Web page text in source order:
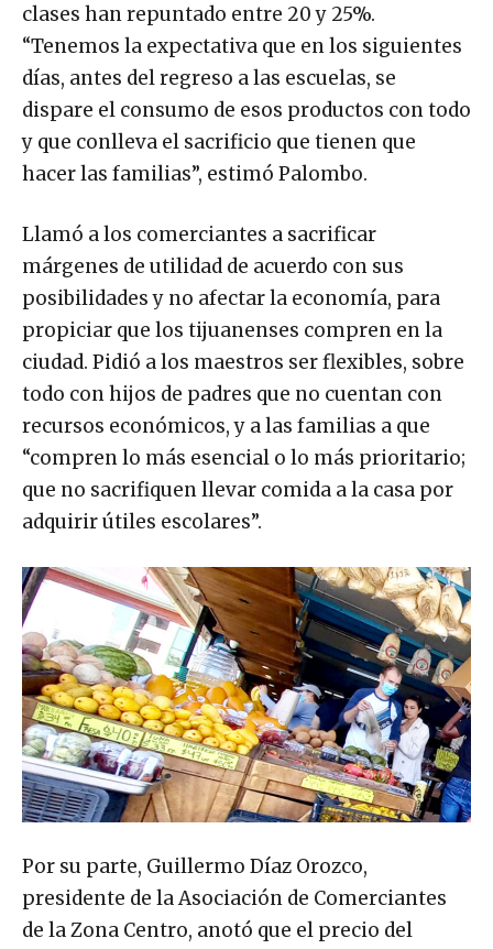
clases han repuntado entre 20 y 25%.
“Tenemos la expectativa que en los siguientes
días, antes del regreso a las escuelas, se
dispare el consumo de esos productos con todo
y que conlleva el sacrificio que tienen que
hacer las familias”, estimó Palombo.
Llamó a los comerciantes a sacrificar
márgenes de utilidad de acuerdo con sus
posibilidades y no afectar la economía, para
propiciar que los tijuanenses compren en la
ciudad. Pidió a los maestros ser flexibles, sobre
todo con hijos de padres que no cuentan con
recursos económicos, y a las familias a que
“compren lo más esencial o lo más prioritario;
que no sacrifiquen llevar comida a la casa por
adquirir útiles escolares”.
Por su parte, Guillermo Díaz Orozco,
presidente de la Asociación de Comerciantes
de la Zona Centro, anotó que el precio del